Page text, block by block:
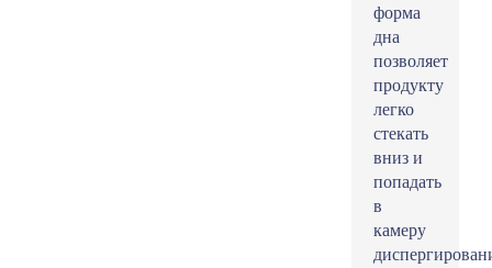
форма
дна
позволяет
продукту
легко
стекать
вниз и
попадать
в
камеру